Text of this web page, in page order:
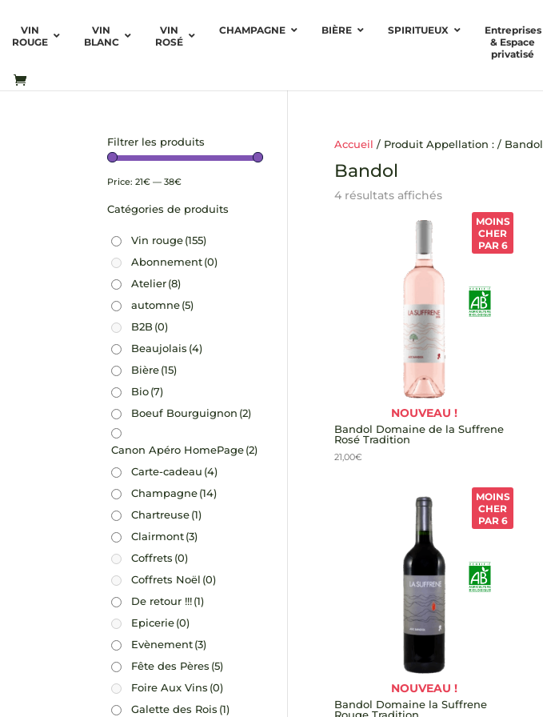
VIN
ROUGE
VIN
BLANC
VIN
ROSÉ
CHAMPAGNE BIÈRE SPIRITUEUX
Entreprises
& Espace
privatisé
Accueil / Produit Appellation : / Bandol
Bandol
4 résultats affichés
MOINS
CHER
PAR 6
NOUVEAU !
Bandol Domaine de la Suffrene
Rosé Tradition
21,00€
MOINS
CHER
PAR 6
NOUVEAU !
Bandol Domaine la Suffrene
Filtrer les produits
Price:21€ —38€
Catégories de produits
Vin rouge(155)
Abonnement(0)
Atelier(8)
automne(5)
B2B(0)
Beaujolais (4)
Bière(15)
Bio(7)
Boeuf Bourguignon (2)
Canon Apéro HomePage(2)
Carte-cadeau (4)
Champagne(14)
Chartreuse(1)
Clairmont(3)
Coffrets (0)
Coffrets Noël (0)
De retour !!!(1)
Epicerie(0)
Evènement(3)
Fête des Pères (5)
Foire Aux Vins (0)
Galette des Rois (1)